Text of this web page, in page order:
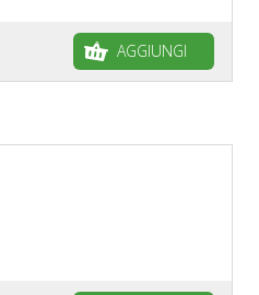
AGGIUNGI